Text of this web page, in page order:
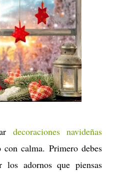
decoraciones navideñas
con calma. Primero debes
los adornos que piensas